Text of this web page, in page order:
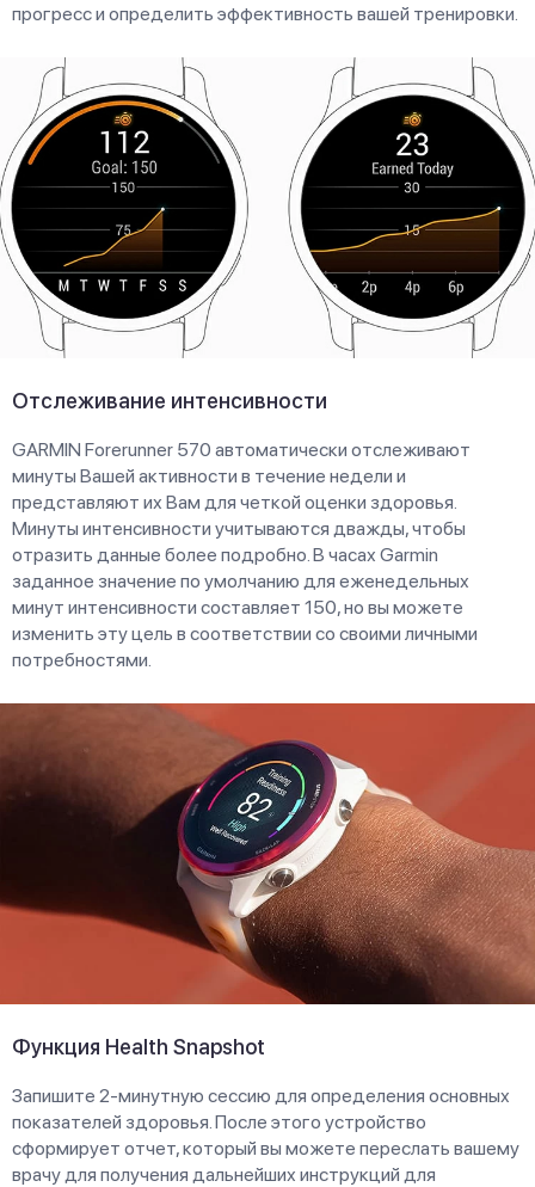
прогресс и определить эффективность вашей тренировки.
Отслеживание интенсивности
GARMIN Forerunner 570 автоматически отслеживают
минуты Вашей активности в течение недели и
представляют их Вам для четкой оценки здоровья.
Минуты интенсивности учитываются дважды, чтобы
отразить данные более подробно. В часах Garmin
заданное значение по умолчанию для еженедельных
минут интенсивности составляет 150, но вы можете
изменить эту цель в соответствии со своими личными
потребностями.
Функция Health Snapshot
Запишите 2-минутную сессию для определения основных
показателей здоровья. После этого устройство
сформирует отчет, который вы можете переслать вашему
врачу для получения дальнейших инструкций для